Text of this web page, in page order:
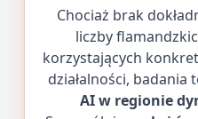
Chociaż brak
liczby
korzystających
działalności, badania
AI w regionie